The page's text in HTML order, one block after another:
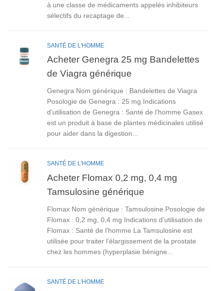
à une classe de médicaments appelés inhibiteurs
sélectifs du recaptage de...
SANTÉ DE L'HOMME
Acheter Genegra 25 mg Bandelettes
de Viagra générique
Genegra Nom générique : Bandelettes de Viagra
Posologie de Genegra : 25 mg Indications
d’utilisation de Genegra : Santé de l’homme Gasex
est un produit à base de plantes médicinales utilisé
pour aider dans la digestion...
SANTÉ DE L'HOMME
Acheter Flomax 0,2 mg, 0,4 mg
Tamsulosine générique
Flomax Nom générique : Tamsulosine Posologie de
Flomax : 0,2 mg, 0,4 mg Indications d’utilisation de
Flomax : Santé de l’homme La Tamsulosine est
utilisée pour traiter l’élargissement de la prostate
chez les hommes (hyperplasie bénigne...
SANTÉ DE L'HOMME